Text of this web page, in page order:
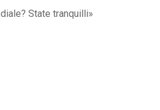
State tranquilli»